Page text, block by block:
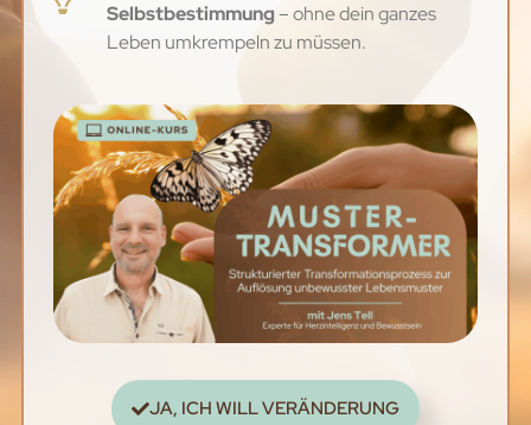
Selbstbestimmung– ohne dein ganzes
Leben umkrempeln zu müssen.
JA, ICH WILL VERÄNDERUNG